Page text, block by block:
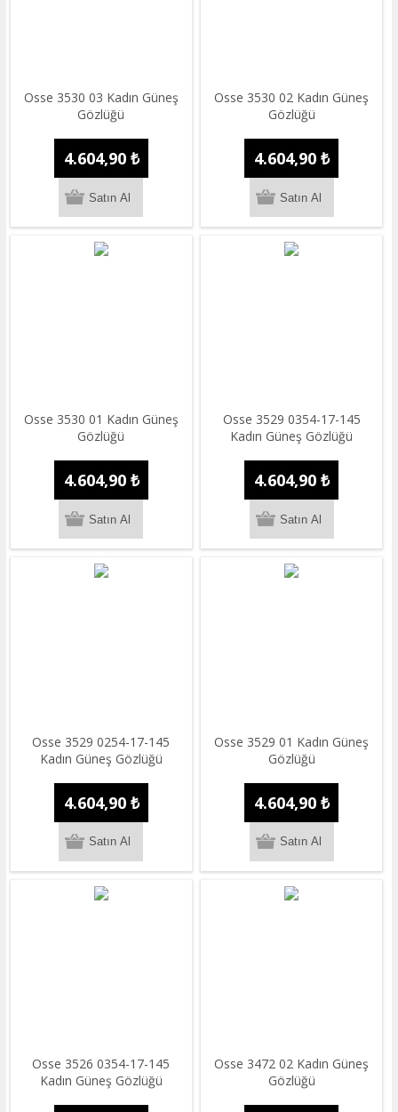
Osse 3530 03 Kadın Güneş
Gözlüğü
4.604,90 ₺
Osse 3530 02 Kadın Güneş
Gözlüğü
4.604,90 ₺
Osse 3530 01 Kadın Güneş
Gözlüğü
4.604,90 ₺
Osse 3529 0354-17-145
Kadın Güneş Gözlüğü
4.604,90 ₺
Osse 3529 0254-17-145
Kadın Güneş Gözlüğü
4.604,90 ₺
Osse 3529 01 Kadın Güneş
Gözlüğü
4.604,90 ₺
Osse 3526 0354-17-145
Kadın Güneş Gözlüğü
Osse 3472 02 Kadın Güneş
Gözlüğü